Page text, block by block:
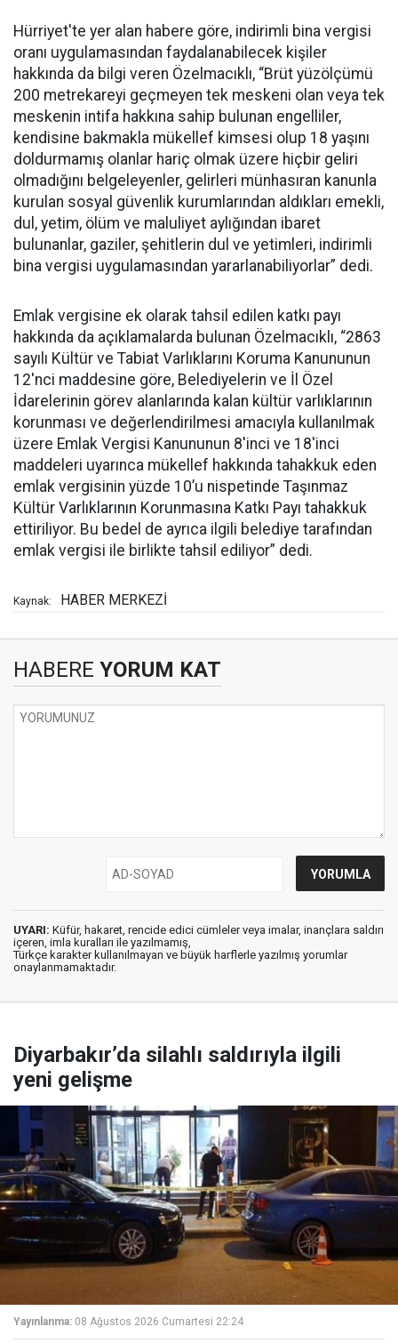
Hürriyet'te yer alan habere göre, indirimli bina vergisi
oranı uygulamasından faydalanabilecek kişiler
hakkında da bilgi veren Özelmacıklı, “Brüt yüzölçümü
200 metrekareyi geçmeyen tek meskeni olan veya tek
meskenin intifa hakkına sahip bulunan engelliler,
kendisine bakmakla mükellef kimsesi olup 18 yaşını
doldurmamış olanlar hariç olmak üzere hiçbir geliri
olmadığını belgeleyenler, gelirleri münhasıran kanunla
kurulan sosyal güvenlik kurumlarından aldıkları emekli,
dul, yetim, ölüm ve maluliyet aylığından ibaret
bulunanlar, gaziler, şehitlerin dul ve yetimleri, indirimli
bina vergisi uygulamasından yararlanabiliyorlar” dedi.
Emlak vergisine ek olarak tahsil edilen katkı payı
hakkında da açıklamalarda bulunan Özelmacıklı, “2863
sayılı Kültür ve Tabiat Varlıklarını Koruma Kanununun
12'nci maddesine göre, Belediyelerin ve İl Özel
İdarelerinin görev alanlarında kalan kültür varlıklarının
korunması ve değerlendirilmesi amacıyla kullanılmak
üzere Emlak Vergisi Kanununun 8'inci ve 18'inci
maddeleri uyarınca mükellef hakkında tahakkuk eden
emlak vergisinin yüzde 10’u nispetinde Taşınmaz
Kültür Varlıklarının Korunmasına Katkı Payı tahakkuk
ettiriliyor. Bu bedel de ayrıca ilgili belediye tarafından
emlak vergisi ile birlikte tahsil ediliyor” dedi.
Kaynak: HABER MERKEZİ
HABERE YORUM KAT
UYARI: Küfür, hakaret, rencide edici cümleler veya imalar, inançlara saldırı
içeren, imla kuralları ile yazılmamış,
Türkçe karakter kullanılmayan ve büyük harflerle yazılmış yorumlar
onaylanmamaktadır.
Diyarbakır’da silahlı saldırıyla ilgili
yeni gelişme
Yayınlanma: 08 Ağustos 2026 Cumartesi 22:24